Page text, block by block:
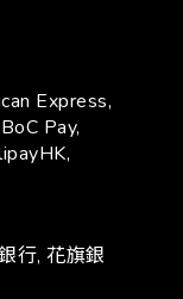
Express,
Pay,
行, 花旗銀